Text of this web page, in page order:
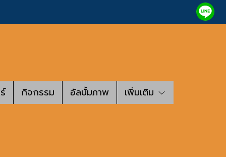
กิจกรรม อัลบั้มภาพ เพิ่มเติม